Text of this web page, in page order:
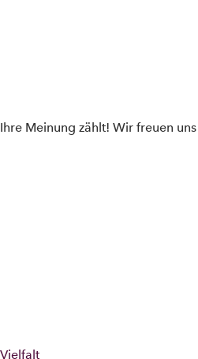
Skip to main content
Ihre Meinung zählt! Wir freuen
Vielfalt